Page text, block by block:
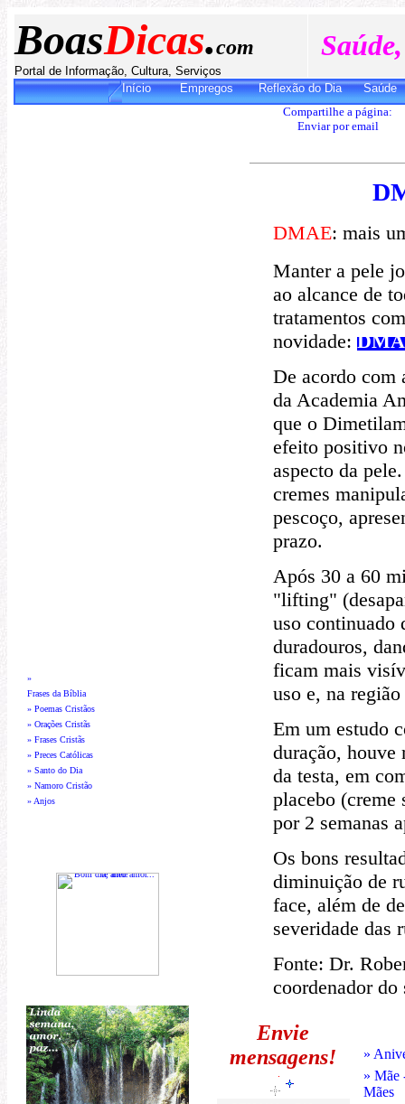
BoasDicas.com
Portal de Informação, Cultura, Serviços
Início Empregos Reflexão do Dia Saúde
»
Frases da Bíblia
» Poemas Cristãos
» Orações Cristãs
» Frases Cristãs
» Preces Católicas
» Santo do Dia
» Namoro Cristão
» Anjos
Compartilhe a página:
Enviar por email
DMAE: mais
Manter a pele
ao alcance de
tratamentos
novidade:
De acordo com
da Academia
que o
efeito positivo
aspecto da
cremes
pescoço,
prazo.
Após 30 a 60
"lifting"
uso continuado
duradouros,
ficam mais
uso e, na
Em um estudo
duração,
da testa, em
placebo
por 2 semanas
Os bons
diminuição de
face, além de
severidade das
Fonte: Dr.
coordenador do
Envie
mensagens!
»
» Mãe
Mães